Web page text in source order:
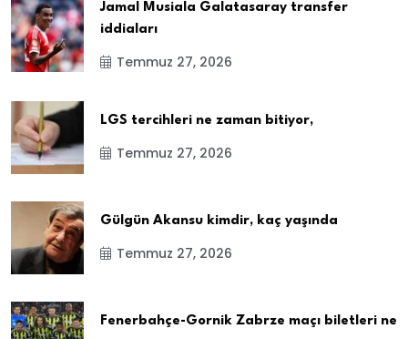
Jamal Musiala Galatasaray transfer
iddiaları
Temmuz 27, 2026
LGS tercihleri ne zaman bitiyor,
Temmuz 27, 2026
Gülgün Akansu kimdir, kaç yaşında
Temmuz 27, 2026
Fenerbahçe-Gornik Zabrze maçı biletleri ne